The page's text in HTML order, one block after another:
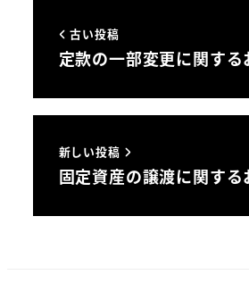
古い投稿
定款の一部変更に関する
新しい投稿
固定資産の譲渡に関する